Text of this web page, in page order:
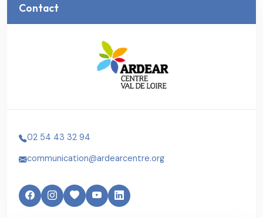
Contact
02 54 43 32 94
communication@ardearcentre.org